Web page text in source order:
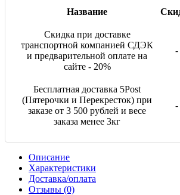
Название
Скидка при доставке
транспортной компанией СДЭК
и предварительной оплате на
сайте - 20%
-
Бесплатная доставка 5Post
(Пятерочки и Перекресток) при
заказе от 3 500 рублей и весе
заказа менее 3кг
-
Описание
Характеристики
Доставка/оплата
Отзывы (0)